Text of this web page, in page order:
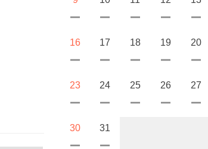
16 17 18 19 20
23 24 25 26 27
30 31